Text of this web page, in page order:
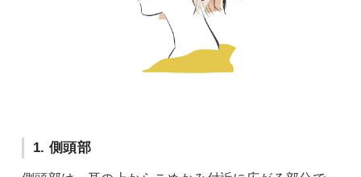
1. 側頭部